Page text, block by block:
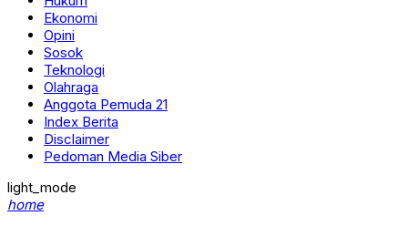
Ekonomi
Opini
Sosok
Teknologi
Olahraga
Anggota Pemuda 21
Index Berita
Disclaimer
Pedoman Media Siber
light_mode
home